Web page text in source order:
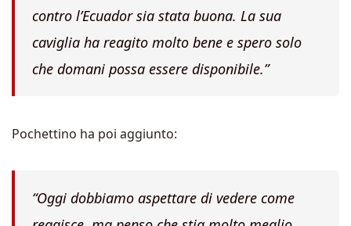
contro l’Ecuador sia stata buona. La sua
caviglia ha reagito molto bene e spero solo
che domani possa essere disponibile.”
Pochettino ha poi aggiunto:
“Oggi dobbiamo aspettare di vedere come